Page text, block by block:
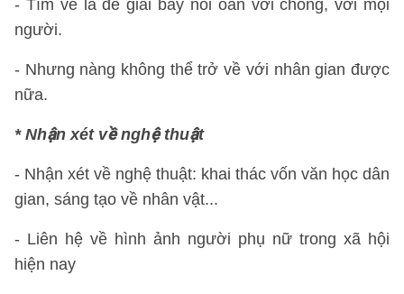
- Tìm về là để giải bày nỗi oan với chồng, với mọi
người.
- Nhưng nàng không thể trở về với nhân gian được
nữa.
* Nhận xét về nghệ thuật
- Nhận xét về nghệ thuật: khai thác vốn văn học dân
gian, sáng tạo về nhân vật...
- Liên hệ về hình ảnh người phụ nữ trong xã hội
hiện nay